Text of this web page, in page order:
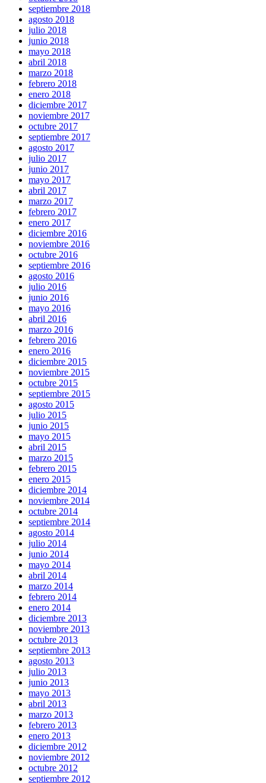
septiembre 2018
agosto 2018
julio 2018
junio 2018
mayo 2018
abril 2018
marzo 2018
febrero 2018
enero 2018
diciembre 2017
noviembre 2017
octubre 2017
septiembre 2017
agosto 2017
julio 2017
junio 2017
mayo 2017
abril 2017
marzo 2017
febrero 2017
enero 2017
diciembre 2016
noviembre 2016
octubre 2016
septiembre 2016
agosto 2016
julio 2016
junio 2016
mayo 2016
abril 2016
marzo 2016
febrero 2016
enero 2016
diciembre 2015
noviembre 2015
octubre 2015
septiembre 2015
agosto 2015
julio 2015
junio 2015
mayo 2015
abril 2015
marzo 2015
febrero 2015
enero 2015
diciembre 2014
noviembre 2014
octubre 2014
septiembre 2014
agosto 2014
julio 2014
junio 2014
mayo 2014
abril 2014
marzo 2014
febrero 2014
enero 2014
diciembre 2013
noviembre 2013
octubre 2013
septiembre 2013
agosto 2013
julio 2013
junio 2013
mayo 2013
abril 2013
marzo 2013
febrero 2013
enero 2013
diciembre 2012
noviembre 2012
octubre 2012
septiembre 2012